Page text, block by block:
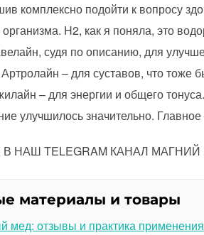
комплексно подойти к вопросу
H2, как я поняла, это
судя по описанию, для
Артролайн – для суставов, что
– для энергии и общего
улучшилось значительно.
В НАШ TELEGRAM КАНАЛ
материалы и товары
мед: отзывы и практика применения